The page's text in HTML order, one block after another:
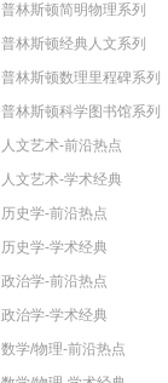
普林斯顿简明物理系列
普林斯顿经典人文系列
普林斯顿数理里程碑系列
普林斯顿科学图书馆系列
人文艺术-前沿热点
人文艺术-学术经典
历史学-前沿热点
历史学-学术经典
政治学-前沿热点
政治学-学术经典
数学/物理-前沿热点